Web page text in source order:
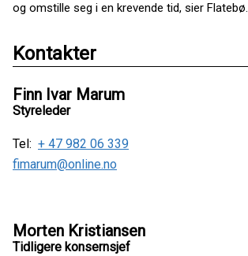
og omstille seg i en krevende tid, sier Flatebø.
Kontakter
Finn Ivar Marum
Styreleder
Tel: + 47 982 06 339
fimarum@online.no
Morten Kristiansen
Tidligere konsernsjef